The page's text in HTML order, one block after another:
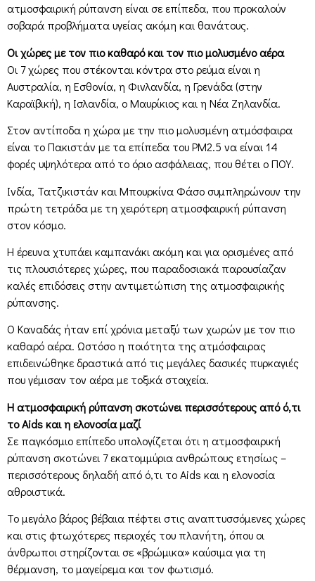
ατμοσφαιρική ρύπανση είναι σε επίπεδα, που προκαλούν
σοβαρά προβλήματα υγείας ακόμη και θανάτους.
Οι χώρες με τον πιο καθαρό και τον πιο μολυσμένο αέρα
Οι 7 χώρες που στέκονται κόντρα στο ρεύμα είναι η
Αυστραλία, η Εσθονία, η Φινλανδία, η Γρενάδα (στην
Καραϊβική), η Ισλανδία, ο Μαυρίκιος και η Νέα Ζηλανδία.
Στον αντίποδα η χώρα με την πιο μολυσμένη ατμόσφαιρα
είναι το Πακιστάν με τα επίπεδα του PM2.5 να είναι 14
φορές υψηλότερα από το όριο ασφάλειας, που θέτει ο ΠΟΥ.
Ινδία, Τατζικιστάν και Μπουρκίνα Φάσο συμπληρώνουν την
πρώτη τετράδα με τη χειρότερη ατμοσφαιρική ρύπανση
στον κόσμο.
Η έρευνα χτυπάει καμπανάκι ακόμη και για ορισμένες από
τις πλουσιότερες χώρες, που παραδοσιακά παρουσίαζαν
καλές επιδόσεις στην αντιμετώπιση της ατμοσφαιρικής
ρύπανσης.
Ο Καναδάς ήταν επί χρόνια μεταξύ των χωρών με τον πιο
καθαρό αέρα. Ωστόσο η ποιότητα της ατμόσφαιρας
επιδεινώθηκε δραστικά από τις μεγάλες δασικές πυρκαγιές
που γέμισαν τον αέρα με τοξικά στοιχεία.
Η ατμοσφαιρική ρύπανση σκοτώνει περισσότερους από ό,τι
το Aids και η ελονοσία μαζί
Σε παγκόσμιο επίπεδο υπολογίζεται ότι η ατμοσφαιρική
ρύπανση σκοτώνει 7 εκατομμύρια ανθρώπους ετησίως –
περισσότερους δηλαδή από ό,τι το Aids και η ελονοσία
αθροιστικά.
Το μεγάλο βάρος βέβαια πέφτει στις αναπτυσσόμενες χώρες
και στις φτωχότερες περιοχές του πλανήτη, όπου οι
άνθρωποι στηρίζονται σε «βρώμικα» καύσιμα για τη
θέρμανση, το μαγείρεμα και τον φωτισμό.